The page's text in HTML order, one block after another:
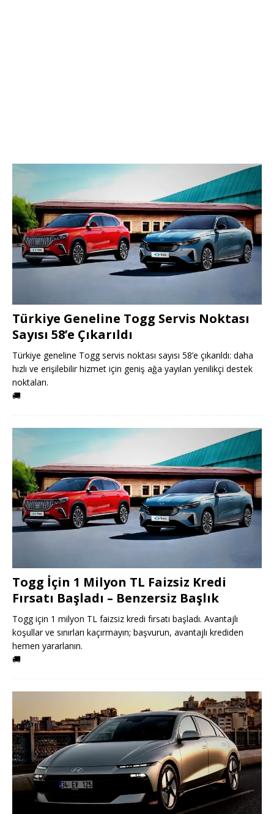
Türkiye Geneline Togg Servis Noktası
Sayısı 58’e Çıkarıldı
Türkiye geneline Togg servis noktası sayısı 58’e çıkarıldı: daha
hızlı ve erişilebilir hizmet için geniş ağa yayılan yenilikçi destek
noktaları.
🚚
Togg İçin 1 Milyon TL Faizsiz Kredi
Fırsatı Başladı – Benzersiz Başlık
Togg için 1 milyon TL faizsiz kredi fırsatı başladı. Avantajlı
koşullar ve sınırları kaçırmayın; başvurun, avantajlı krediden
hemen yararlanın.
🚚